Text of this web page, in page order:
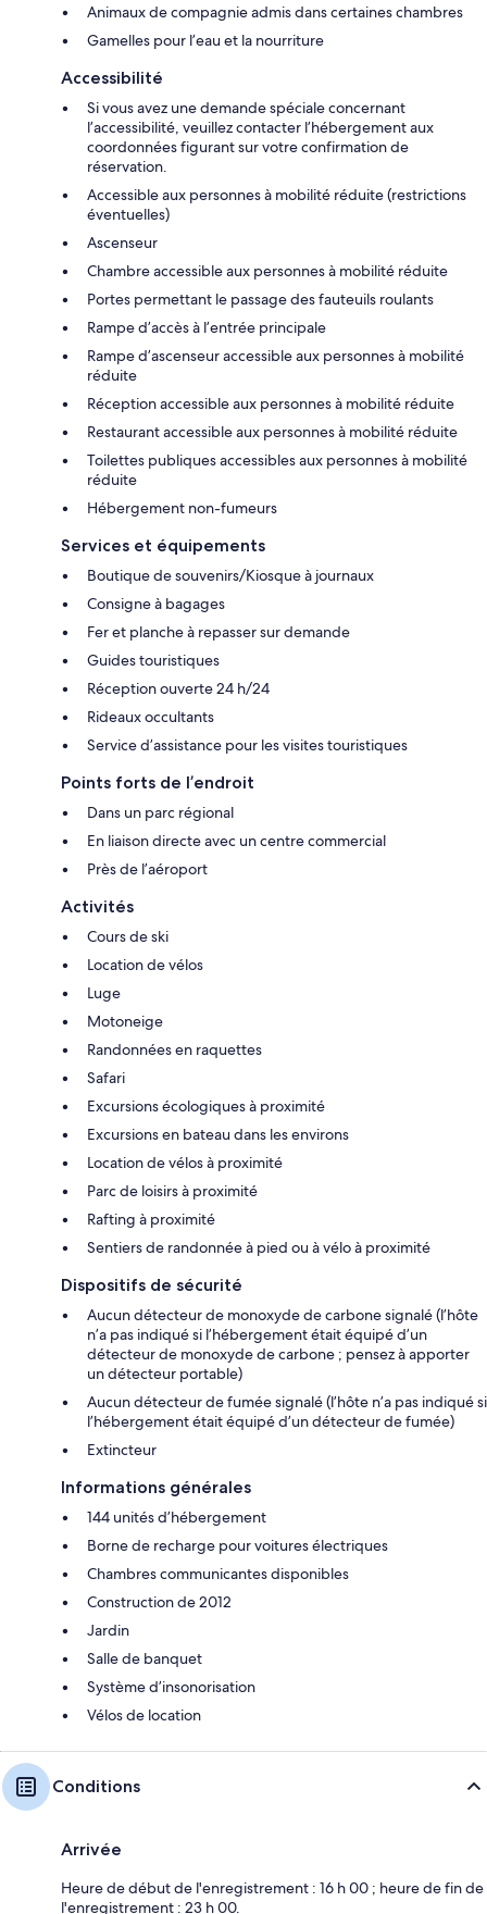
Animaux de compagnie admis dans certaines chambres
Gamelles pour l’eau et la nourriture
Accessibilité
Si vous avez une demande spéciale concernant
l’accessibilité, veuillez contacter l’hébergement aux
coordonnées figurant sur votre confirmation de
réservation.
Accessible aux personnes à mobilité réduite (restrictions
éventuelles)
Ascenseur
Chambre accessible aux personnes à mobilité réduite
Portes permettant le passage des fauteuils roulants
Rampe d’accès à l’entrée principale
Rampe d’ascenseur accessible aux personnes à mobilité
réduite
Réception accessible aux personnes à mobilité réduite
Restaurant accessible aux personnes à mobilité réduite
Toilettes publiques accessibles aux personnes à mobilité
réduite
Hébergement non-fumeurs
Services et équipements
Boutique de souvenirs/Kiosque à journaux
Consigne à bagages
Fer et planche à repasser sur demande
Guides touristiques
Réception ouverte 24 h/24
Rideaux occultants
Service d’assistance pour les visites touristiques
Points forts de l’endroit
Dans un parc régional
En liaison directe avec un centre commercial
Près de l’aéroport
Activités
Cours de ski
Location de vélos
Luge
Motoneige
Randonnées en raquettes
Safari
Excursions écologiques à proximité
Excursions en bateau dans les environs
Location de vélos à proximité
Parc de loisirs à proximité
Rafting à proximité
Sentiers de randonnée à pied ou à vélo à proximité
Dispositifs de sécurité
Aucun détecteur de monoxyde de carbone signalé (l’hôte
n’a pas indiqué si l’hébergement était équipé d’un
détecteur de monoxyde de carbone ; pensez à apporter
un détecteur portable)
Aucun détecteur de fumée signalé (l’hôte n’a pas indiqué si
l’hébergement était équipé d’un détecteur de fumée)
Extincteur
Informations générales
144 unités d’hébergement
Borne de recharge pour voitures électriques
Chambres communicantes disponibles
Construction de 2012
Jardin
Salle de banquet
Système d’insonorisation
Vélos de location
Conditions
Arrivée
Heure de début de l'enregistrement : 16 h 00 ; heure de fin de
l'enregistrement : 23 h 00.